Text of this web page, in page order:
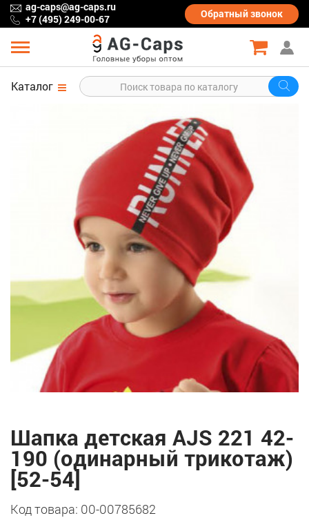
ag-caps@ag-caps.ru
+7 (495) 249-00-67
Обратныйзвонок
Каталог
Шапка детская AJS 221 42-
190 (одинарный трикотаж)
[52-54]
Код товара: 00-00785682